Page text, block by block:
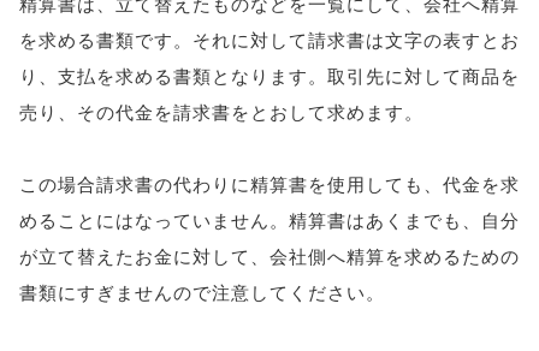
を求める書類です。それに対して請求書は文字の表すとお
り、支払を求める書類となります。取引先に対して商品を
売り、その代金を請求書をとおして求めます。
この場合請求書の代わりに精算書を使用しても、代金を求
めることにはなっていません。精算書はあくまでも、自分
が立て替えたお金に対して、会社側へ精算を求めるための
書類にすぎませんので注意してください。